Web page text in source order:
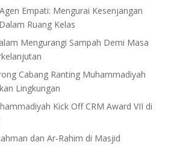
Empati: Mengurai Kesenjangan
Ruang Kelas
Mengurangi Sampah Demi Masa
Cabang Ranting Muhammadiyah
Lingkungan
Kick Off CRM Award VII di
dan Ar-Rahim di Masjid